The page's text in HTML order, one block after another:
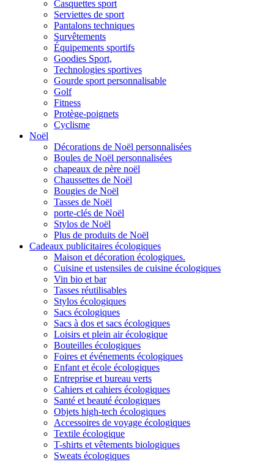
Casquettes sport
Serviettes de sport
Pantalons techniques
Survêtements
Équipements sportifs
Goodies Sport,
Technologies sportives
Gourde sport personnalisable
Golf
Fitness
Protège-poignets
Cyclisme
Noël
Décorations de Noël personnalisées
Boules de Noël personnalisées
chapeaux de père noël
Chaussettes de Noël
Bougies de Noël
Tasses de Noël
porte-clés de Noël
Stylos de Noël
Plus de produits de Noël
Cadeaux publicitaires écologiques
Maison et décoration écologiques.
Cuisine et ustensiles de cuisine écologiques
Vin bio et bar
Tasses réutilisables
Stylos écologiques
Sacs écologiques
Sacs à dos et sacs écologiques
Loisirs et plein air écologique
Bouteilles écologiques
Foires et événements écologiques
Enfant et école écologiques
Entreprise et bureau verts
Cahiers et cahiers écologiques
Santé et beauté écologiques
Objets high-tech écologiques
Accessoires de voyage écologiques
Textile écologique
T-shirts et vêtements biologiques
Sweats écologiques